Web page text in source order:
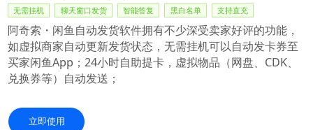
无需挂机 聊天窗口发货 智能答复 黑白名单 支持直充
阿奇索・闲鱼自动发货软件拥有不少深受卖家好评的功能，
如虚拟商家自动更新发货状态，无需挂机可以自动发卡券至
买家闲鱼App；24小时自助提卡，虚拟物品（网盘、CDK、
兑换券等）自动发送；
立即使用